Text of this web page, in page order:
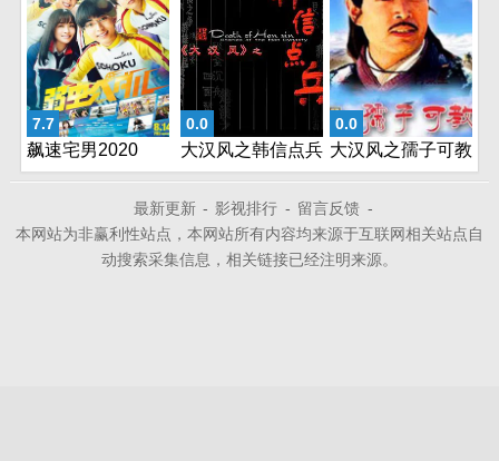
7.7
飙速宅男2020
0.0
大汉风之韩信点兵
0.0
大汉风之孺子可教
最新更新 - 影视排行 - 留言反馈 -
本网站为非赢利性站点，本网站所有内容均来源于互联网相关站点自
动搜索采集信息，相关链接已经注明来源。